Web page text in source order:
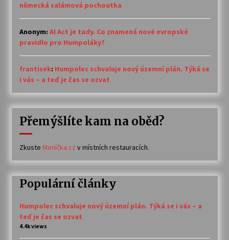
německá salámová pochoutka
Anonym: AI Act je tady. Co znamená nové evropské
pravidlo pro Humpoláky?
frantisek: Humpolec schvaluje nový územní plán. Týká se
i vás – a teď je čas se ozvat
Přemýšlíte kam na oběd?
Zkuste Meníčka.cz v místních restauracích.
Populární články
Humpolec schvaluje nový územní plán. Týká se i vás – a
teď je čas se ozvat
4.4k views